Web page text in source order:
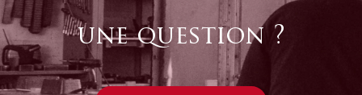
une question ?